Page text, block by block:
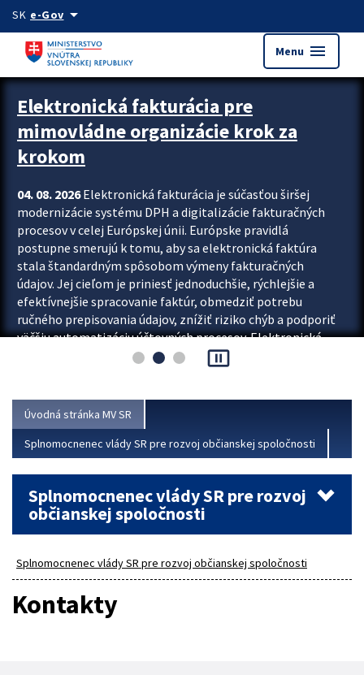
Preskocit na hlavný obsah
SK e-Govarrow_drop_down
Menu menu
Zastavit automatický posun upútavok
Elektronická fakturácia pre
mimovládne organizácie krok za
krokom
04. 08. 2026Elektronická fakturácia je súčasťou širšej
modernizácie systému DPH a digitalizácie fakturačných
procesov v celej Európskej únii. Európske pravidlá
postupne smerujú k tomu, aby sa elektronická faktúra
stala štandardným spôsobom výmeny fakturačných
údajov. Jej cieľom je priniesť jednoduchšie, rýchlejšie a
efektívnejšie spracovanie faktúr, obmedziť potrebu
ručného prepisovania údajov, znížiť riziko chýb a podporiť
väčšiu automatizáciu účtovných procesov. Elektronická
fakturácia preto nepredstavuje...
pause_presentation
Úvodná stránka MV SR
Splnomocnenec vlády SR pre rozvoj občianskej spoločnosti
Splnomocnenec vlády SR pre rozvoj
občianskej spoločnosti
Splnomocnenec vlády SR pre rozvoj občianskej spoločnosti
Kontakty